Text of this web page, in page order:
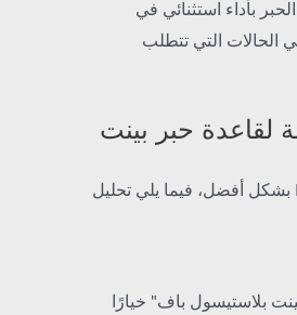
بأداء استثنائي في
الحالات التي تتطلب
لقاعدة حبر بينت
لفهم المزايا البيئية لقاعدة حبر Pint Plastisol Puff بشكل أفضل، فيما يلي تحليل
بلاستيسول باف" خيارًا